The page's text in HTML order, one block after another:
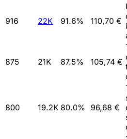
916 22K 91.6% 110,70 €
875 21K 87.5% 105,74 €
800 19.2K 80.0% 96,68 €